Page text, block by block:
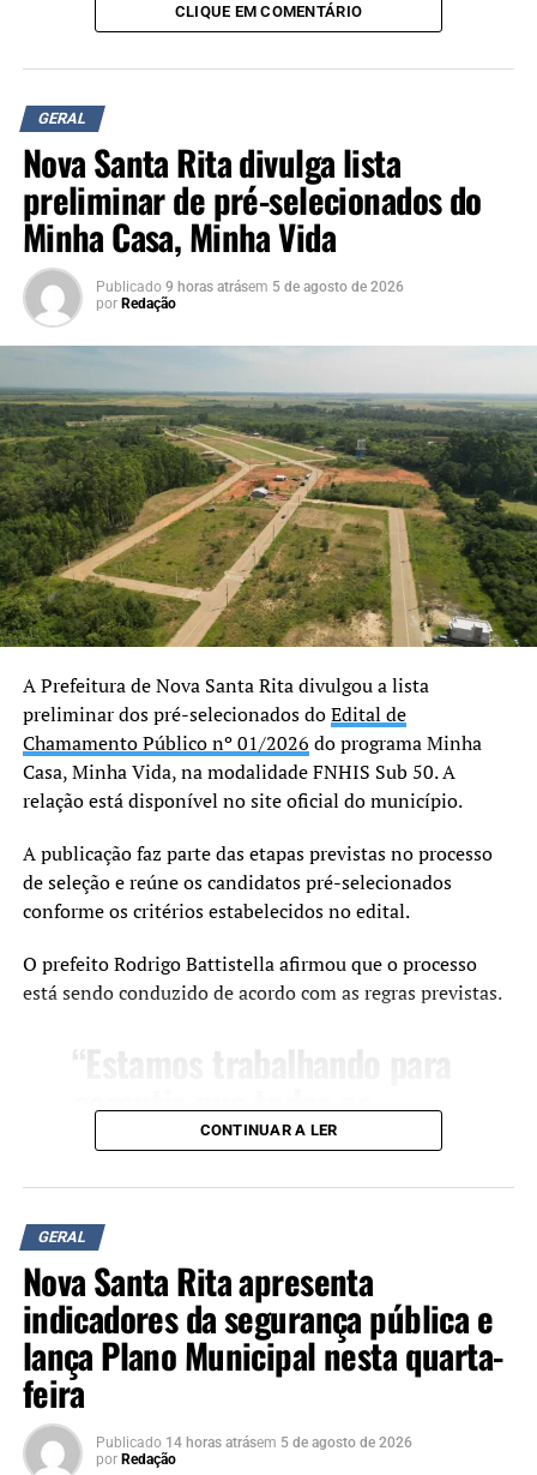
“Vamos ajudar nos
trabalhos operacionais em
Rio Bonito do Iguaçu.
Estamos levando uma
equipe técnica e
equipamentos para auxiliar
na limpeza e reconstrução
da cidade”, explica o
secretário.
“Chegou a nossa hora de
retribuir toda a ajuda que o
povo paranaense deu à
nossa cidade no ano
passado. A gente sabe que
eles não mediram esforços
para ajudar o povo de
Canoas.”
TÓPICOS RELACIONADOS: CANOAS
DEFESA CIVIL
FEATURED
A SEGUIR UP
COP 30: Conab e UFPel inauguram projeto pioneiro de
energia solar em Canoas
Abastecimento de água em Canoas será normalizado no
inicio da tarde de hoje
CLIQUE EM COMENTÁRIO
GERAL
Nova Santa Rita divulga lista
preliminar de pré-selecionados do
Minha Casa, Minha Vida
Publicado 9 horas atrásem 5 de agosto de 2026
por Redação
A Prefeitura de Nova Santa Rita divulgou a lista
preliminar dos pré-selecionados doEdital de
Chamamento Público nº 01/2026 do programa Minha
Casa, Minha Vida, na modalidade FNHIS Sub 50. A
relação está disponível no site oficial do município.
A publicação faz parte das etapas previstas no processo
de seleção e reúne os candidatos pré-selecionados
conforme os critérios estabelecidos no edital.
O prefeito Rodrigo Battistella afirmou que o processo
está sendo conduzido de acordo com as regras previstas.
garantir que todas as
etapas do programa sejam
realizadas com seriedade,
transparência e respeito
aos critérios definidos em
edital. Nosso compromisso
é assegurar um processo
justo para todas as famílias
que sonham com a casa
própria”, disse.
CONTINUAR A LER
GERAL
Nova Santa Rita apresenta
indicadores da segurança pública e
lança Plano Municipal nesta quarta-
feira
Publicado 14 horas atrásem 5 de agosto de 2026
por Redação